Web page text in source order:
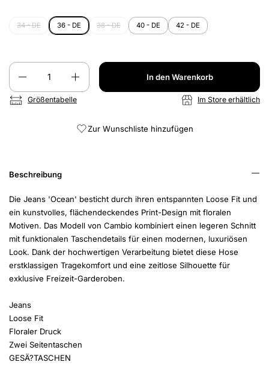
34 - DE 36 - DE 38 - DE 40 - DE 42 - DE
Anzahl
In den Warenkorb
Größentabelle Im Store erhältlich
Zur Wunschliste hinzufügen
Beschreibung
Die Jeans 'Ocean' besticht durch ihren entspannten Loose Fit und
ein kunstvolles, flächendeckendes Print-Design mit floralen
Motiven. Das Modell von Cambio kombiniert einen legeren Schnitt
mit funktionalen Taschendetails für einen modernen, luxuriösen
Look. Dank der hochwertigen Verarbeitung bietet diese Hose
erstklassigen Tragekomfort und eine zeitlose Silhouette für
exklusive Freizeit-Garderoben.
Jeans
Loose Fit
Floraler Druck
Zwei Seitentaschen
GESÄ?TASCHEN